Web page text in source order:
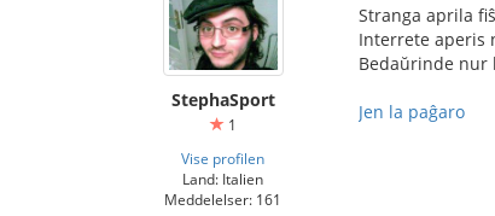
StephaSport
1
Vise profilen
Land: Italien
Meddelelser: 161
Stranga aprila
Interrete aperis
Bedaŭrinde nur
Jen la paĝaro